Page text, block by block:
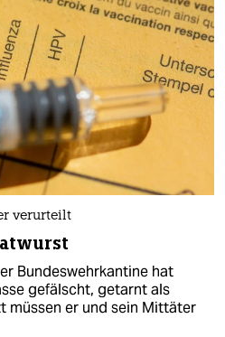
verurteilt
Bundeswehrkantine hat
gefälscht, getarnt als
müssen er und sein Mittäter